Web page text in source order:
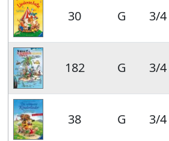
30 G 3/4
182 G 3/4
38 G 3/4